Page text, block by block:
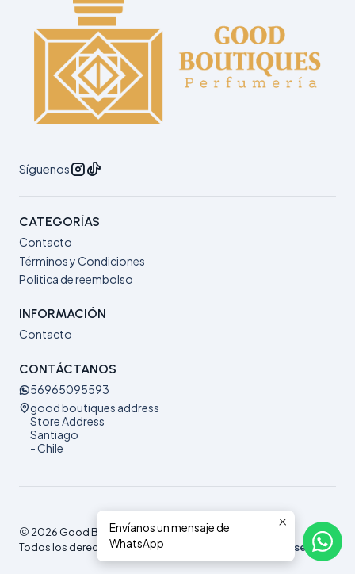
Síguenos
CATEGORÍAS
Contacto
Términos y Condiciones
Politica de reembolso
INFORMACIÓN
Contacto
CONTÁCTANOS
56965095593
good boutiques address
Store Address
Santiago
- Chile
2026 Good Boutiques.
Todos los derechos reservados.
Desarrollado por Jumpseller.
Envíanos un mensaje de
WhatsApp